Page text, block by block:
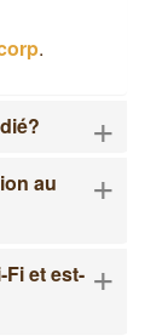
.
+
au
+
et est- +